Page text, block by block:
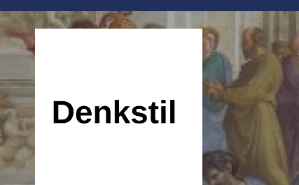
Zum
Inhalt
springen